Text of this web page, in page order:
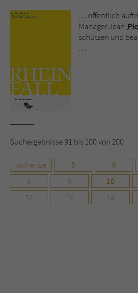
… öffentlich
Manager Jean-
schützen und
…
Suchergebnisse 91 bis 100 von 200
vorherige 5 6
8
9 10
12
13 14